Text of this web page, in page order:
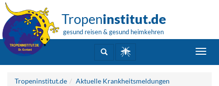
Tropeninstitut.de
gesund reisen & gesund heimkehren
Tropeninstitut.de
Aktuelle Krankheitsmeldungen